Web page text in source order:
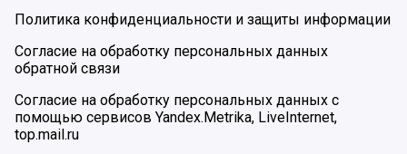
Политика конфиденциальности и защиты информации
Согласие на обработку персональных данных
обратной связи
Согласие на обработку персональных данных с
помощью сервисов Yandex.Metrika, LiveInternet,
top.mail.ru